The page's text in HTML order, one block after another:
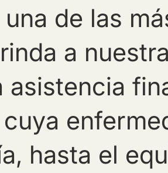
una de las
a
asistencia
hasta el